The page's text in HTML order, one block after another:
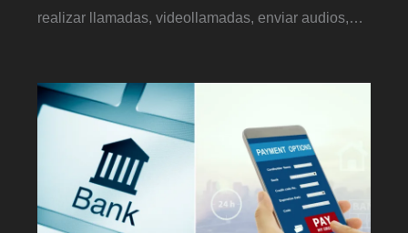
realizar llamadas, videollamadas, enviar audios,…